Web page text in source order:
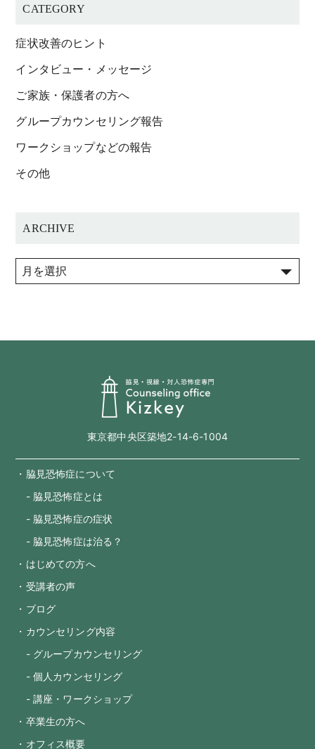
CATEGORY
症状改善のヒント
インタビュー・メッセージ
ご家族・保護者の方へ
グループカウンセリング報告
ワークショップなどの報告
その他
ARCHIVE
東京都中央区築地2-14-6-1004
・脇見恐怖症について
- 脇見恐怖症とは
- 脇見恐怖症の症状
- 脇見恐怖症は治る？
・はじめての方へ
・受講者の声
・ブログ
・カウンセリング内容
- グループカウンセリング
- 個人カウンセリング
- 講座・ワークショップ
・卒業生の方へ
・オフィス概要